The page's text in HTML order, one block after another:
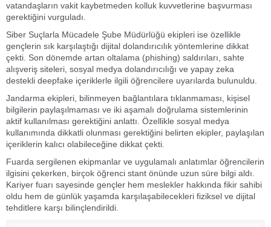
vatandaşların vakit kaybetmeden kolluk kuvvetlerine başvurması
gerektiğini vurguladı.
Siber Suçlarla Mücadele Şube Müdürlüğü ekipleri ise özellikle
gençlerin sık karşılaştığı dijital dolandırıcılık yöntemlerine dikkat
çekti. Son dönemde artan oltalama (phishing) saldırıları, sahte
alışveriş siteleri, sosyal medya dolandırıcılığı ve yapay zeka
destekli deepfake içeriklerle ilgili öğrencilere uyarılarda bulunuldu.
Jandarma ekipleri, bilinmeyen bağlantılara tıklanmaması, kişisel
bilgilerin paylaşılmaması ve iki aşamalı doğrulama sistemlerinin
aktif kullanılması gerektiğini anlattı. Özellikle sosyal medya
kullanımında dikkatli olunması gerektiğini belirten ekipler, paylaşılan
içeriklerin kalıcı olabileceğine dikkat çekti.
Fuarda sergilenen ekipmanlar ve uygulamalı anlatımlar öğrencilerin
ilgisini çekerken, birçok öğrenci stant önünde uzun süre bilgi aldı.
Kariyer fuarı sayesinde gençler hem meslekler hakkında fikir sahibi
oldu hem de günlük yaşamda karşılaşabilecekleri fiziksel ve dijital
tehditlere karşı bilinçlendirildi.